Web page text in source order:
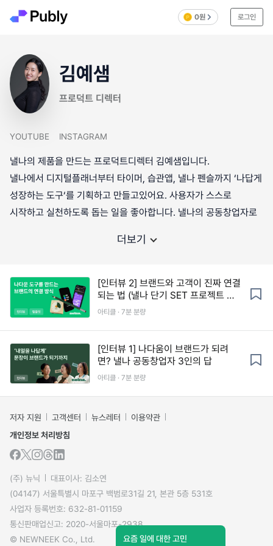
0원 로그인
김예샘
프로덕트 디렉터
YOUTUBE INSTAGRAM
낼나의 제품을 만드는 프로덕트디렉터 김예샘입니다.
낼나에서 디지털플래너부터 타이머, 습관앱, 낼나 펜슬까지 ‘나답게
성장하는 도구‘를 기획하고 만들고있어요. 사용자가 스스로
시작하고 실천하도록 돕는 일을 좋아합니다. 낼나의 공동창업자로
더보기
[인터뷰 2] 브랜드와 고객이 진짜 연결
되는 법 (낼나 단기 SET 프로젝트 트
래커 제공)
아티클 · 7분 분량
[인터뷰 1] 나다움이 브랜드가 되려
면? 낼나 공동창업자 3인의 답
아티클 · 7분 분량
저자 지원 고객센터 뉴스레터
이용약관
개인정보 처리방침
(주) 뉴닉
대표이사: 김소연
(04147) 서울특별시 마포구 백범로31길 21, 본관 5층 531호
사업자 등록번호: 632-81-01159
통신판매업신고: 2020-서울마포-2938
© NEWNEEK Co., Ltd.
요즘 일에 대한 고민